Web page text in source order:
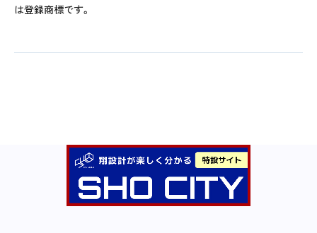
は登録商標です。